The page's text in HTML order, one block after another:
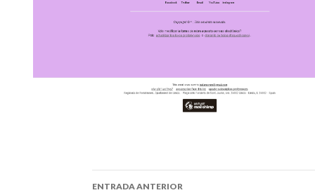
ENTRADA ANTERIOR